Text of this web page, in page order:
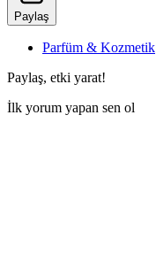
Paylaş
Parfüm & Kozmetik
Paylaş, etki yarat!
İlk yorum yapan sen ol